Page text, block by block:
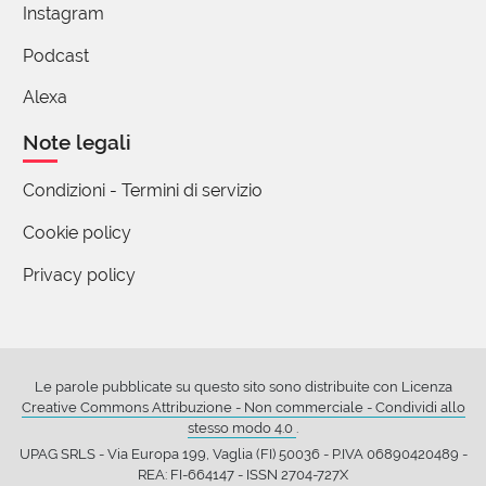
Ringrazio chi mi ha segnalato questo sito e la
redazione per questa geniale attività di ricercare le
fondamentale per fermare lo strisciante veleno
della negligenza nel non ricercare la verità delle
parole e del linguaggio che a volte pervade anche
L'erimo è anche dal latino " déleo " paradigma :
déleo, deles, delevi, deletum,delēre, seconda
Instagram
Podcast
Alexa
Note legali
Condizioni - Termini di servizio
Cookie policy
Privacy policy
Le parole pubblicate su questo sito sono distribuite con Licenza
Creative Commons Attribuzione - Non commerciale - Condividi allo
stesso modo 4.0
UPAG SRLS - Via Europa 199, Vaglia (FI) 50036 - P.IVA 06890420489 -
REA: FI-664147 - ISSN 2704-727X